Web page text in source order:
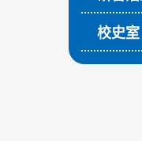
校史室